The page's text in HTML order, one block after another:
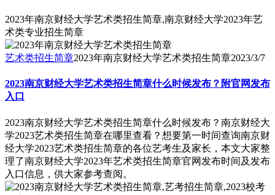
2023年南京财经大学艺术类招生简章,南京财经大学2023年艺
术类专业招生简章
艺术类招生简章2023年南京财经大学艺术类招生简章2023/3/7
2023南京财经大学艺术类招生简章什么时候发布？附官网发布
入口
2023南京财经大学艺术类招生简章什么时候发布？南京财经大
学2023艺术类招生简章在哪里查看？想要第一时间查询南京财
经大学2023艺术类招生简章的各位艺考生及家长，本文大家整
理了南京财经大学2023年艺术类招生简章官网发布时间及发布
入口信息，供大家参考查阅。